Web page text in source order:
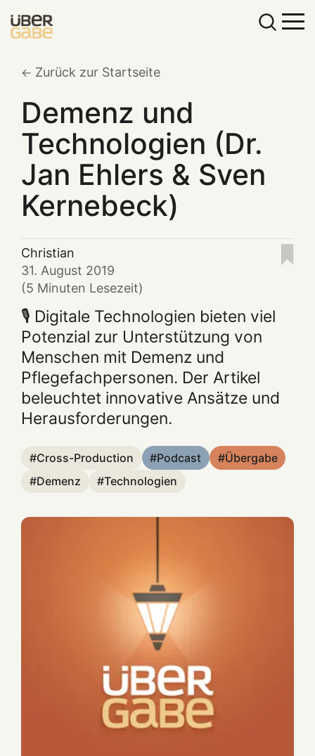
Zurück zur Startseite
Demenz und
Technologien (Dr.
Jan Ehlers & Sven
Kernebeck)
Christian
31. August 2019
(5 Minuten Lesezeit)
🎙️ Digitale Technologien bieten viel
Potenzial zur Unterstützung von
Menschen mit Demenz und
Pflegefachpersonen. Der Artikel
beleuchtet innovative Ansätze und
Herausforderungen.
Cross-Production Podcast
Übergabe
Demenz
Technologien